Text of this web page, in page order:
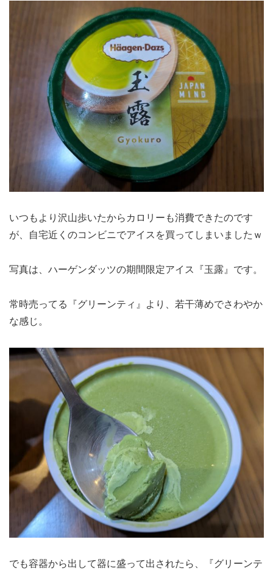
いつもより沢山歩いたからカロリーも消費できたのです
が、自宅近くのコンビニでアイスを買ってしまいましたｗ
写真は、ハーゲンダッツの期間限定アイス『玉露』です。
常時売ってる『グリーンティ』より、若干薄めでさわやか
な感じ。
でも容器から出して器に盛って出されたら、『グリーンテ